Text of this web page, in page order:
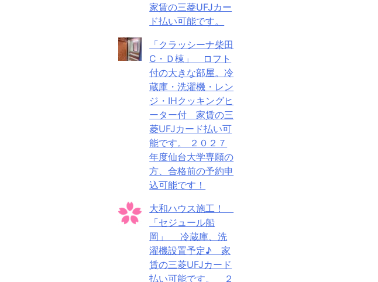
家賃の三菱UFJカー
ド払い可能です。
「クラッシーナ柴田
C・Ｄ棟」 ロフト
付の大きな部屋。冷
蔵庫・洗濯機・レン
ジ・IHクッキングヒ
ーター付 家賃の三
菱UFJカード払い可
能です。 ２０２７
年度仙台大学専願の
方、合格前の予約申
込可能です！
大和ハウス施工！
「セジュール船
岡」 冷蔵庫、洗
濯機設置予定♪ 家
賃の三菱UFJカード
払い可能です。 ２